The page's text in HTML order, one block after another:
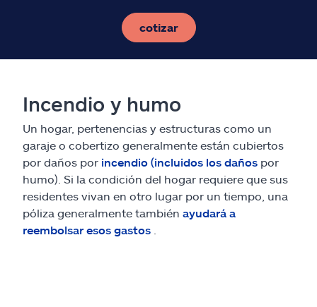
cotizar
Incendio y humo
Un hogar, pertenencias y estructuras como un
garaje o cobertizo generalmente están cubiertos
por daños por incendio (incluidos los daños por
humo). Si la condición del hogar requiere que sus
residentes vivan en otro lugar por un tiempo, una
póliza generalmente también ayudará a
reembolsar esos gastos